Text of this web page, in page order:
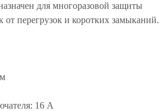
для многоразовой защиты
от перегрузок и коротких замыканий.
16 А